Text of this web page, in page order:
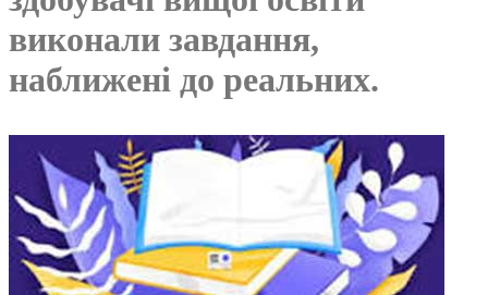
виконали завдання,
наближені до реальних.